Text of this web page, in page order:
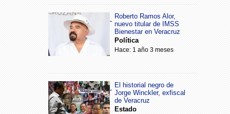
Roberto Ramos Alor,
nuevo titular de IMSS
Bienestar en Veracruz
Política
Hace: 1 año 3 meses
El historial negro de
Jorge Winckler, exfiscal
de Veracruz
Estado